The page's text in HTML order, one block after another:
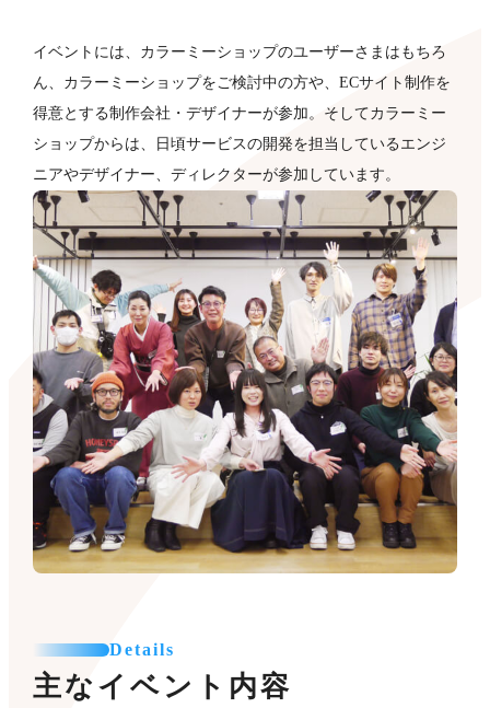
イベントには、カラーミーショップのユーザーさまはもちろ
ん、カラーミーショップをご検討中の方や、ECサイト制作を
得意とする制作会社・デザイナーが​参加。そしてカラーミー
ショップからは、日頃サービスの開発を担当しているエンジ
ニアやデザイナー、ディレクターが参加していま​す。
Details
主なイベント内容